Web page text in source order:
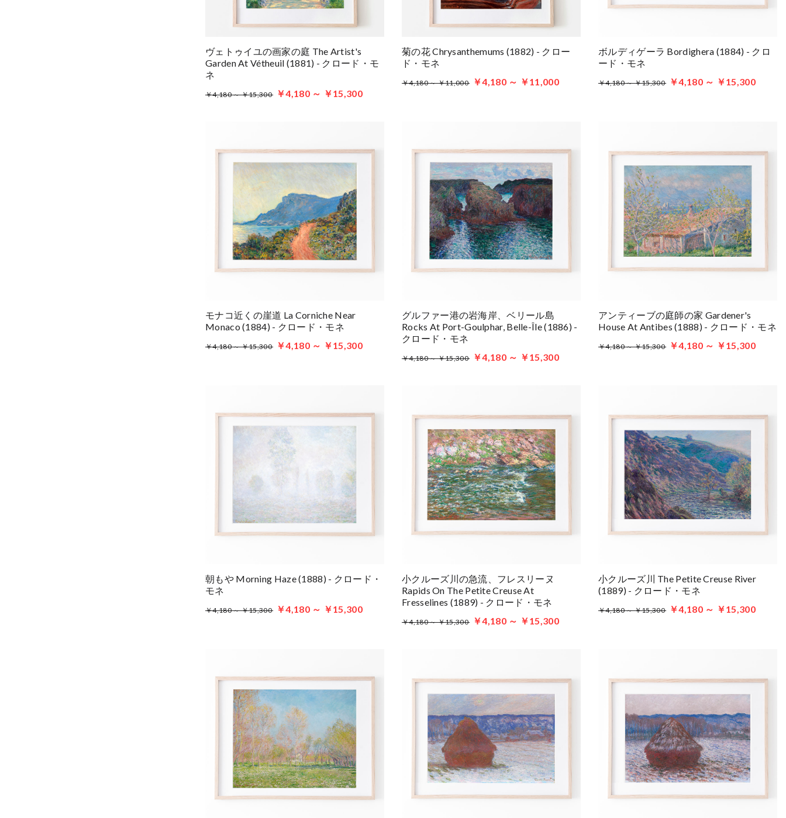
ヴェトゥイユの画家の庭 The Artist's
Garden At Vétheuil (1881) - クロード・モ
ネ
￥4,180 ～ ￥15,300 ￥4,180 ～ ￥15,300
菊の花 Chrysanthemums (1882) - クロー
ド・モネ
￥4,180 ～ ￥11,000 ￥4,180 ～ ￥11,000
ボルディゲーラ Bordighera (1884) - クロ
ード・モネ
￥4,180 ～ ￥15,300 ￥4,180 ～ ￥15,300
モナコ近くの崖道 La Corniche Near
Monaco (1884) - クロード・モネ
￥4,180 ～ ￥15,300 ￥4,180 ～ ￥15,300
グルファー港の岩海岸、ベリール島
Rocks At Port-Goulphar, Belle-Île (1886) -
クロード・モネ
￥4,180 ～ ￥15,300 ￥4,180 ～ ￥15,300
アンティーブの庭師の家 Gardener's
House At Antibes (1888) - クロード・モネ
￥4,180 ～ ￥15,300 ￥4,180 ～ ￥15,300
朝もや Morning Haze (1888) - クロード・
モネ
￥4,180 ～ ￥15,300 ￥4,180 ～ ￥15,300
小クルーズ川の急流、フレスリーヌ
Rapids On The Petite Creuse At
Fresselines (1889) - クロード・モネ
￥4,180 ～ ￥15,300 ￥4,180 ～ ￥15,300
小クルーズ川 The Petite Creuse River
(1889) - クロード・モネ
￥4,180 ～ ￥15,300 ￥4,180 ～ ￥15,300